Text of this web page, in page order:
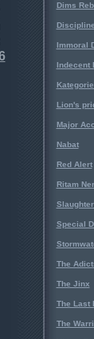
Dims
Immoral
Indecent
Lion's
Major
Nabat
Red Alert
Ritam
Special
The
The Jinx
The Last
The